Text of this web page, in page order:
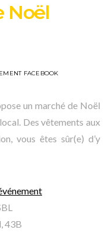
Noël
FACEBOOK
un marché de Noël
Des vêtements aux
vous êtes sûr(e) d’y
43B